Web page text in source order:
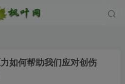
如何帮助我们应对创伤